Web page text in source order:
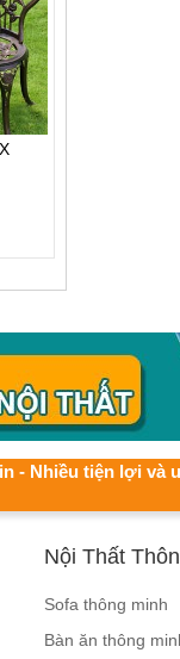
- Nhiều tiện lợi và
Nội Thất
Sofa thông minh
Bàn ăn thông